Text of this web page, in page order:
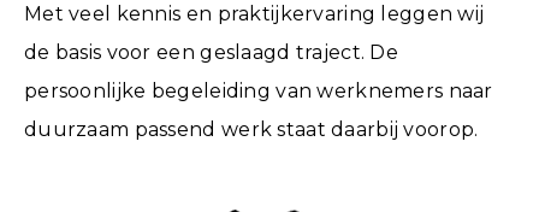
Met veel kennis en praktijkervaring leggen wij
de basis voor een geslaagd traject. De
persoonlijke begeleiding van werknemers naar
duurzaam passend werk staat daarbij voorop.